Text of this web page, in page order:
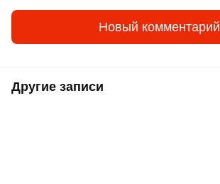
Новый комментарий
Другие записи